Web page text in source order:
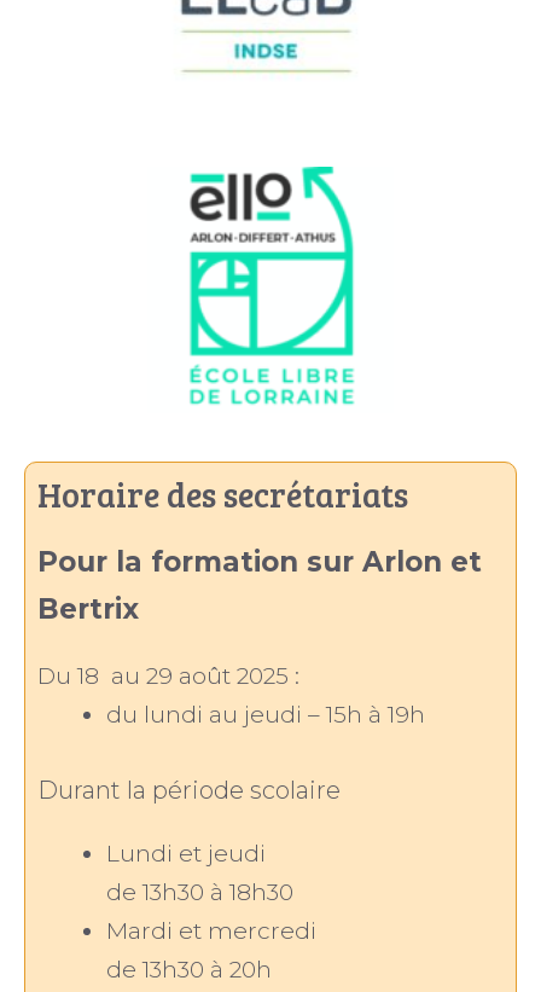
Horaire des secrétariats
Pour la formation sur Arlon et
Bertrix
Du 18 au 29 août 2025 :
du lundi au jeudi – 15h à 19h
Durant la période scolaire
Lundi et jeudi
de 13h30 à 18h30
Mardi et mercredi
de 13h30 à 20h